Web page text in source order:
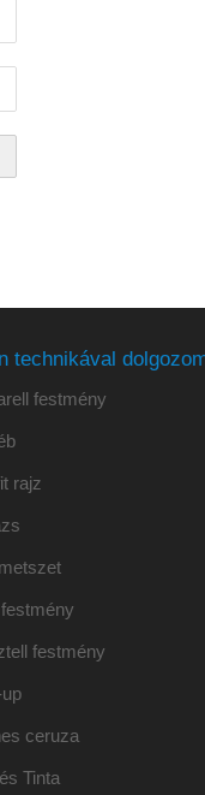
technikával
festmény
rajz
festmény
ceruza
Tinta